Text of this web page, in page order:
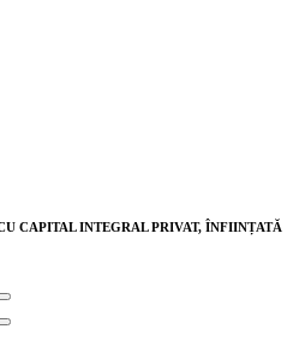
CAPITAL INTEGRAL PRIVAT, ÎNFIINȚATĂ